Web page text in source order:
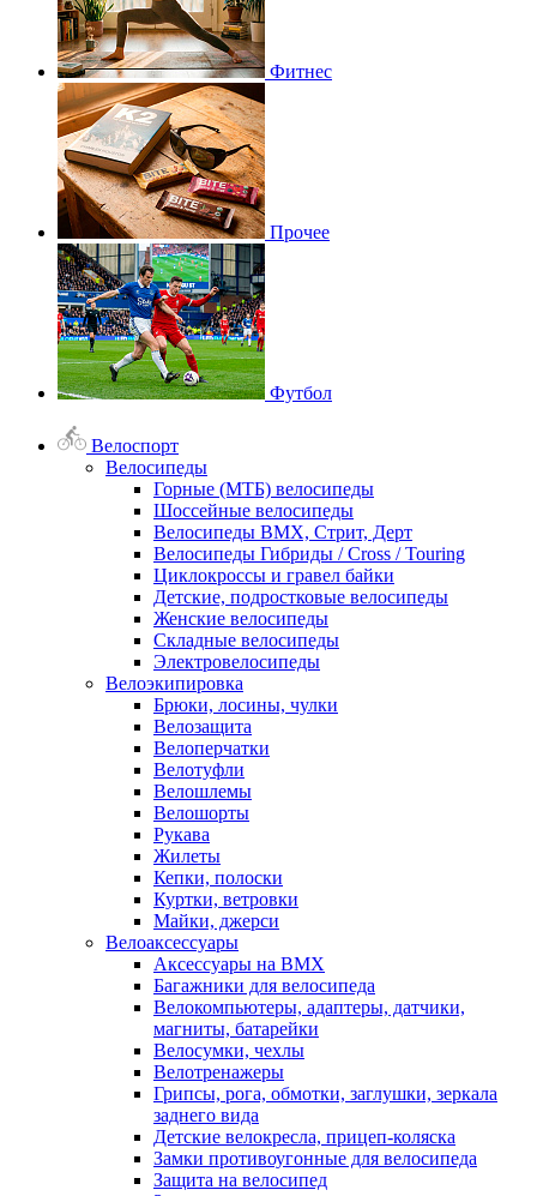
Фитнес
Прочее
Футбол
Велоспорт
Велосипеды
Горные (МТБ) велосипеды
Шоссейные велосипеды
Велосипеды BMX, Стрит, Дерт
Велосипеды Гибриды / Cross / Touring
Циклокроссы и гравел байки
Детские, подростковые велосипеды
Женские велосипеды
Складные велосипеды
Электровелосипеды
Велоэкипировка
Брюки, лосины, чулки
Велозащита
Велоперчатки
Велотуфли
Велошлемы
Велошорты
Рукава
Жилеты
Кепки, полоски
Куртки, ветровки
Майки, джерси
Велоаксессуары
Аксессуары на BMX
Багажники для велосипеда
Велокомпьютеры, адаптеры, датчики,
магниты, батарейки
Велосумки, чехлы
Велотренажеры
Грипсы, рога, обмотки, заглушки, зеркала
заднего вида
Детские велокресла, прицеп-коляска
Замки противоугонные для велосипеда
Защита на велосипед